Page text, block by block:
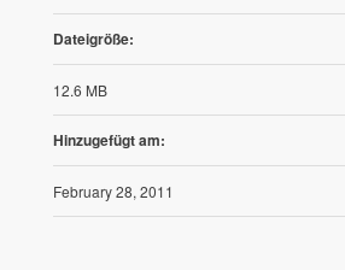
Dateigröße:
12.6 MB
Hinzugefügt am:
February 28, 2011